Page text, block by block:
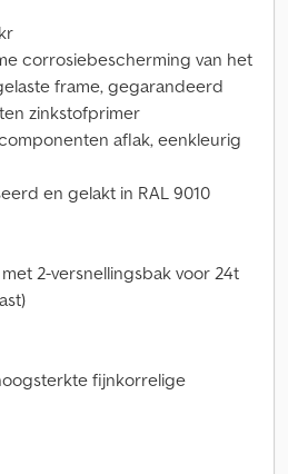
corrosiebescherming van het
frame, gegarandeerd
zinkstofprimer
aflak, eenkleurig
en gelakt in RAL 9010
2-versnellingsbak voor 24t
fijnkorrelige